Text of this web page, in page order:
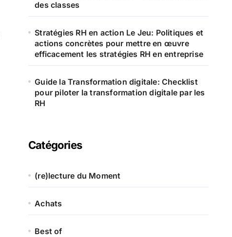
des classes
Stratégies RH en action Le Jeu: Politiques et
actions concrètes pour mettre en œuvre
efficacement les stratégies RH en entreprise
Guide la Transformation digitale: Checklist
pour piloter la transformation digitale par les
RH
Catégories
(re)lecture du Moment
Achats
Best of